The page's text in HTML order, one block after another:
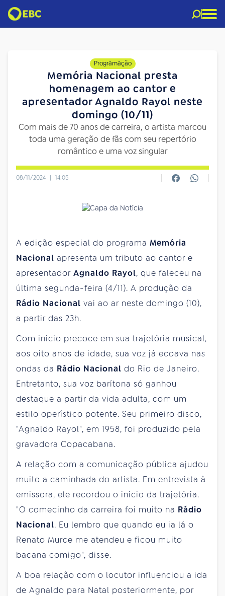
Programação
Memória Nacional presta
homenagem ao cantor e
apresentador Agnaldo Rayol neste
domingo (10/11)
Com mais de 70 anos de carreira, o artista marcou
toda uma geração de fãs com seu repertório
romântico e uma voz singular
08/11/2024 | 14:05
A edição especial do programa Memória
Nacional apresenta um tributo ao cantor e
apresentador Agnaldo Rayol, que faleceu na
última segunda-feira (4/11). A produção da
Rádio Nacional vai ao ar neste domingo (10),
a partir das 23h.
Com início precoce em sua trajetória musical,
aos oito anos de idade, sua voz já ecoava nas
ondas da Rádio Nacional do Rio de Janeiro.
Entretanto, sua voz barítona só ganhou
destaque a partir da vida adulta, com um
estilo operístico potente. Seu primeiro disco,
"Agnaldo Rayol", em 1958, foi produzido pela
gravadora Copacabana.
A relação com a comunicação pública ajudou
muito a caminhada do artista. Em entrevista à
emissora, ele recordou o início da trajetória.
"O comecinho da carreira foi muito na Rádio
Nacional. Eu lembro que quando eu ia lá o
Renato Murce me atendeu e ficou muito
bacana comigo", disse.
A boa relação com o locutor influenciou a ida
de Agnaldo para Natal posteriormente, por